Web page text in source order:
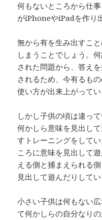
何もないところから仕
がiPhoneやiPadを作り
無から有を生み出すこ
しまうことでしょう。
された問題から、答え
されるため、今有るも
使い方が出来上がって
しかし子供の頃は違っ
何かしら意味を見出し
すトレーニングをして
ころに意味を見出して
える側と捕まえられる
見出して遊んだりしてい
小さい子供は何もない
て何かしらの自分なり